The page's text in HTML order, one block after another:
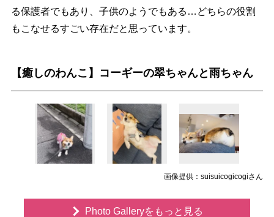
る保護者でもあり、子供のようでもある…どちらの役割
もこなせるすごい存在だと思っています。
【癒しのわんこ】コーギーの翠ちゃんと雨ちゃん
画像提供：suisuicogicogiさん
Photo Galleryをもっと見る